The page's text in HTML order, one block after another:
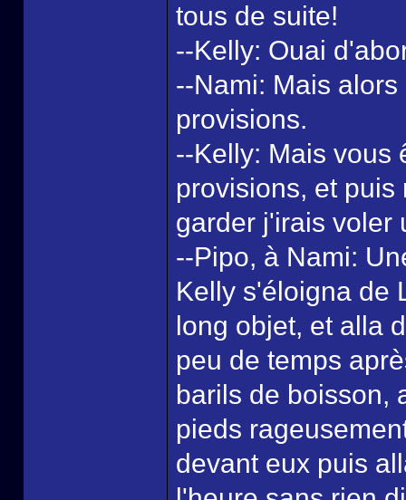
tous de suite!
--Kelly: Ouai
--Nami: Mais
provisions.
--Kelly: Mais vous
provisions, et puis
garder j'irais voler
--Pipo, à Nami:
Kelly s'éloigna de
long objet, et alla
peu de temps
barils de boisson,
pieds
devant eux puis